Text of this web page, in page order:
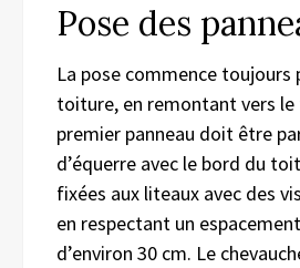
Pose des
La pose commence toujours
toiture, en remontant vers
premier panneau doit être
d’équerre avec le bord du
fixées aux liteaux avec des
en respectant un
d’environ 30 cm. Le